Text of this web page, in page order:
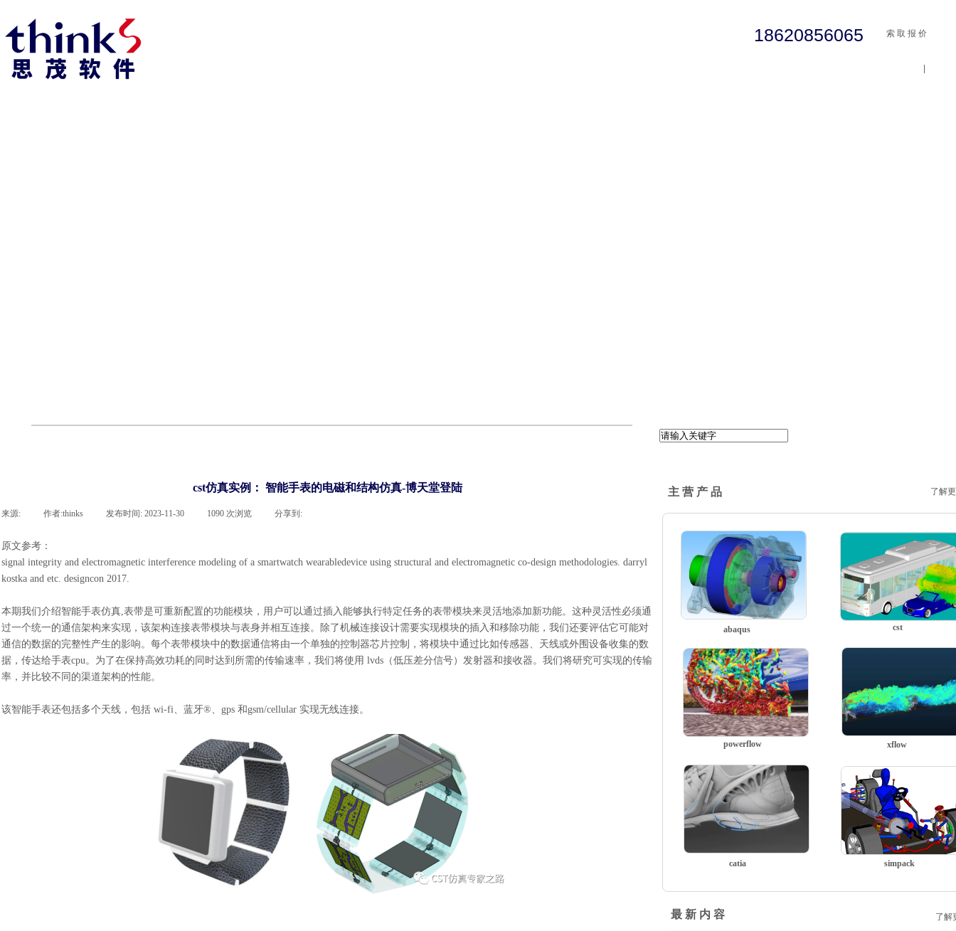
18620856065 索 取 报 价
cst仿真实例： 智能手表的电磁和结构仿真-博天堂登陆
来源: 作者:thinks 发布时间: 2023-11-30 1090 次浏览 分享到:
原文参考：
signal integrity and electromagnetic interference modeling of a smartwatch wearabledevice using structural and electromagnetic co-design methodologies. darryl
kostka and etc. designcon 2017.
本期我们介绍智能手表仿真,表带是可重新配置的功能模块，用户可以通过插入能够执行特定任务的表带模块来灵活地添加新功能。这种灵活性必须通
过一个统一的通信架构来实现，该架构连接表带模块与表身并相互连接。除了机械连接设计需要实现模块的插入和移除功能，我们还要评估它可能对
通信的数据的完整性产生的影响。每个表带模块中的数据通信将由一个单独的控制器芯片控制，将模块中通过比如传感器、天线或外围设备收集的数
据，传达给手表cpu。为了在保持高效功耗的同时达到所需的传输速率，我们将使用 lvds（低压差分信号）发射器和接收器。我们将研究可实现的传输
率，并比较不同的渠道架构的性能。
该智能手表还包括多个天线，包括 wi-fi、蓝牙®、gps 和gsm/cellular 实现无线连接。
主 营 产 品 了解
cst
abaqus
powerflow xflow
simpack
catia
最 新 内 容
了解